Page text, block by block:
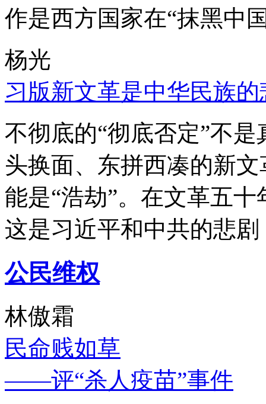
作是西方国家在“抹黑中
杨光
习版新文革是中华民族的
不彻底的“彻底否定”不
头换面、东拼西凑的新
能是“浩劫”。在文革五
这是习近平和中共的悲
公民维权
林傲霜
民命贱如草
——评“杀人疫苗”事件